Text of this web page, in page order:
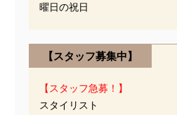
曜日の祝日
【スタッフ募集中】
【スタッフ急募！】
スタイリスト